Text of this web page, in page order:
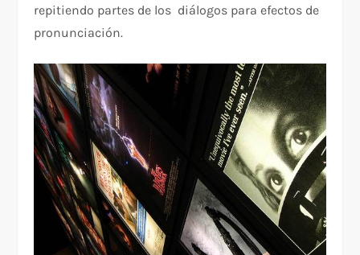
repitiendo partes de los diálogos para efectos de
pronunciación.